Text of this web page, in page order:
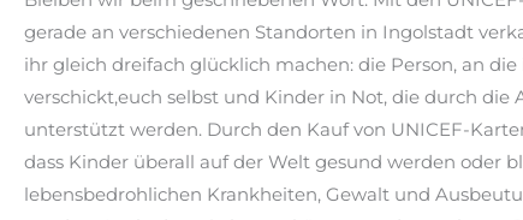
gerade an verschiedenen Standorten in Ingolstadt
ihr gleich dreifach glücklich machen: die Person, an
verschickt,euch selbst und Kinder in Not, die durch die
unterstützt werden. Durch den Kauf von UNICEF-
dass Kinder überall auf der Welt gesund werden oder
lebensbedrohlichen Krankheiten, Gewalt und